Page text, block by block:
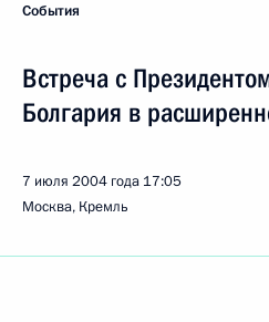
События
Встреча с
Болгария в
7 июля 2004 года 17:05
Москва, Кремль